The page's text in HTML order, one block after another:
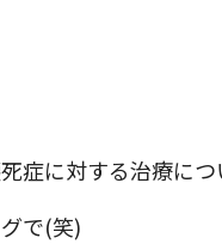
症に対する治療につ
で(笑)